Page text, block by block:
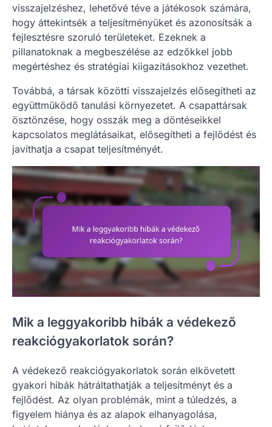
visszajelzéshez, lehetővé téve a játékosok számára,
hogy áttekintsék a teljesítményüket és azonosítsák a
fejlesztésre szoruló területeket. Ezeknek a
pillanatoknak a megbeszélése az edzőkkel jobb
megértéshez és stratégiai kiigazításokhoz vezethet.
Továbbá, a társak közötti visszajelzés elősegítheti az
együttműködő tanulási környezetet. A csapattársak
ösztönzése, hogy osszák meg a döntéseikkel
kapcsolatos meglátásaikat, elősegítheti a fejlődést és
javíthatja a csapat teljesítményét.
Mik a leggyakoribb hibák a védekező
reakciógyakorlatok során?
A védekező reakciógyakorlatok során elkövetett
gyakori hibák hátráltathatják a teljesítményt és a
fejlődést. Az olyan problémák, mint a túledzés, a
figyelem hiánya és az alapok elhanyagolása,